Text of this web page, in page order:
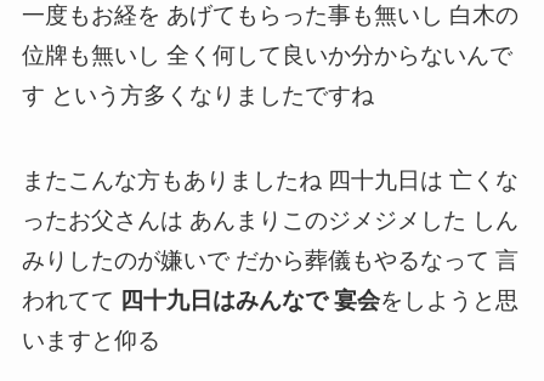
一度もお経を あげてもらった事も無いし 白木の
位牌も無いし 全く何して良いか分からないんで
す という方多くなりましたですね
またこんな方もありましたね 四十九日は 亡くな
ったお父さんは あんまりこのジメジメした しん
みりしたのが嫌いで だから葬儀もやるなって 言
われてて 四十九日はみんなで 宴会をしようと思
いますと仰る